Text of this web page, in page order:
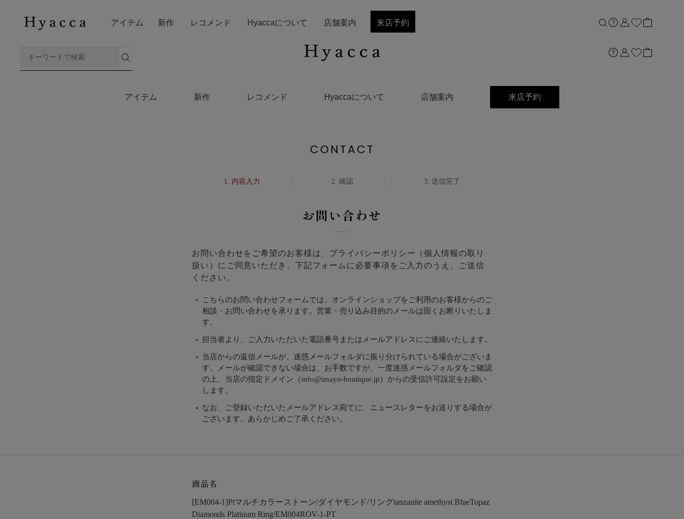
店舗案内
アイテム 新作 レコメンド Hyaccaについて 店舗案内 来店予約
アイテム 新作 レコメンド Hyaccaについて 店舗案内 来店予約
CONTACT
内容入力 確認 送信完了
お問い合わせ
お問い合わせをご希望のお客様は、 プライバシーポリシー （個人情報の取り
扱い）にご同意いただき、下記フォームに必要事項をご入力のうえ、ご送信
ください。
こちらのお問い合わせフォームでは、オンラインショップをご利用のお客様からのご
相談・お問い合わせを承ります。営業・売り込み目的のメールは固くお断りいたしま
す。
担当者より、ご入力いただいた電話番号またはメールアドレスにご連絡いたします。
当店からの返信メールが、迷惑メールフォルダに振り分けられている場合がございま
す。メールが確認できない場合は、お手数ですが、一度迷惑メールフォルダをご確認
の上、当店の指定ドメイン（info@imayo-boutique.jp）からの受信許可設定をお願い
します。
なお、ご登録いただいたメールアドレス宛てに、ニュースレターをお送りする場合が
ございます。あらかじめご了承ください。
商品名
[EM004-1]Ptマルチカラーストーン/ダイヤモンド/リングtanzanite amethyst BlueTopaz
Diamonds Platinum Ring/EM004ROV-1-PT